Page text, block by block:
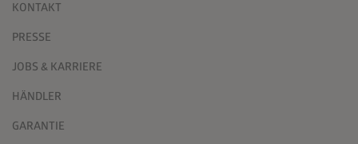
KONTAKT
PRESSE
JOBS & KARRIERE
HÄNDLER
GARANTIE